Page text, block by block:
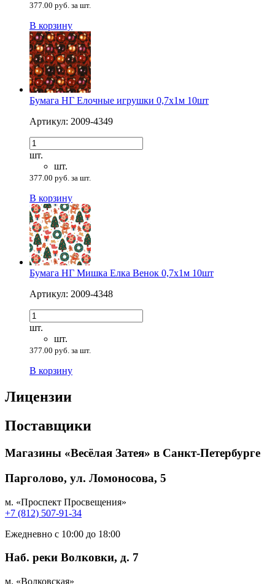
377.00 руб. за шт.
В корзину
Бумага НГ Елочные игрушки 0,7х1м 10шт
Артикул: 2009-4349
шт.
шт.
377.00 руб. за шт.
В корзину
Бумага НГ Мишка Елка Венок 0,7х1м 10шт
Артикул: 2009-4348
шт.
шт.
377.00 руб. за шт.
В корзину
Лицензии
Поставщики
Магазины «Весёлая Затея» в Санкт-Петербурге
Парголово, ул. Ломоносова, 5
м. «Проспект Просвещения»
+7 (812) 507-91-34
Ежедневно с 10:00 до 18:00
Наб. реки Волковки, д. 7
м. «Волковская»